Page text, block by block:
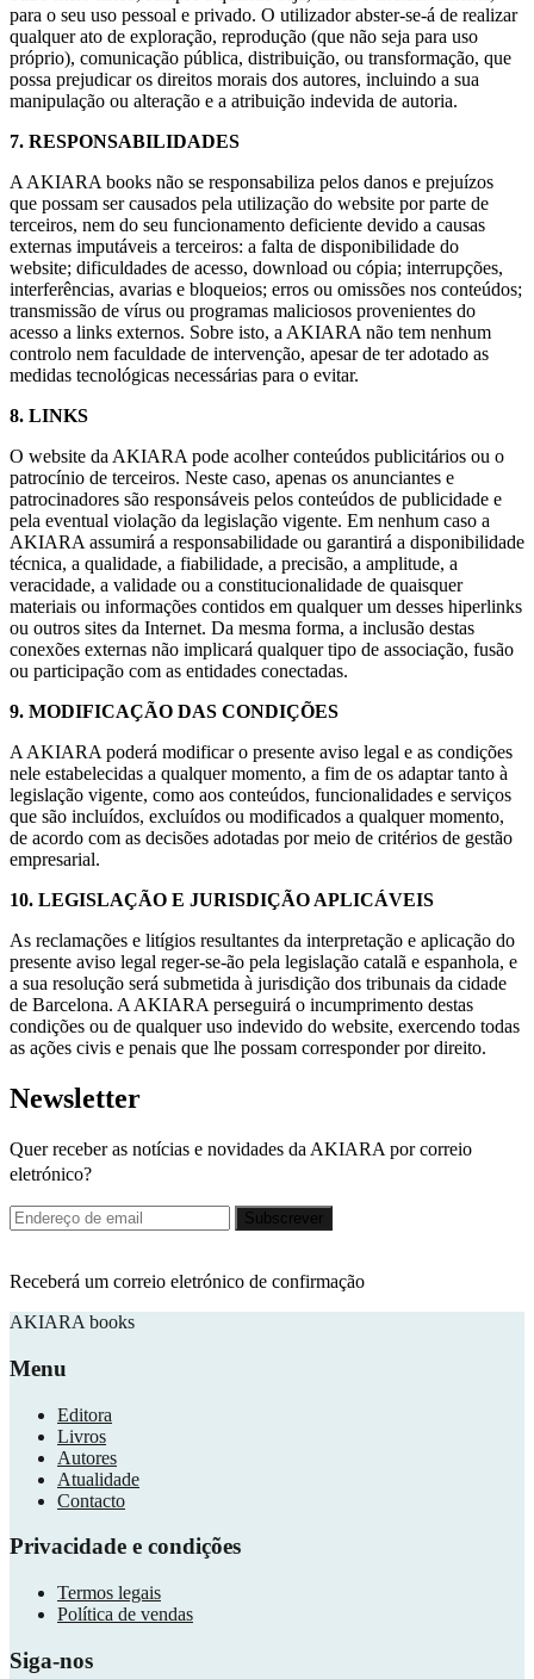
para o seu uso pessoal e privado. O utilizador abster-se-á de realizar
qualquer ato de exploração, reprodução (que não seja para uso
próprio), comunicação pública, distribuição, ou transformação, que
possa prejudicar os direitos morais dos autores, incluindo a sua
manipulação ou alteração e a atribuição indevida de autoria.
7. RESPONSABILIDADES
A AKIARA books não se responsabiliza pelos danos e prejuízos
que possam ser causados pela utilização do website por parte de
terceiros, nem do seu funcionamento deficiente devido a causas
externas imputáveis a terceiros: a falta de disponibilidade do
website; dificuldades de acesso, download ou cópia; interrupções,
interferências, avarias e bloqueios; erros ou omissões nos conteúdos;
transmissão de vírus ou programas maliciosos provenientes do
acesso a links externos. Sobre isto, a AKIARA não tem nenhum
controlo nem faculdade de intervenção, apesar de ter adotado as
medidas tecnológicas necessárias para o evitar.
8. LINKS
O website da AKIARA pode acolher conteúdos publicitários ou o
patrocínio de terceiros. Neste caso, apenas os anunciantes e
patrocinadores são responsáveis pelos conteúdos de publicidade e
pela eventual violação da legislação vigente. Em nenhum caso a
AKIARA assumirá a responsabilidade ou garantirá a disponibilidade
técnica, a qualidade, a fiabilidade, a precisão, a amplitude, a
veracidade, a validade ou a constitucionalidade de quaisquer
materiais ou informações contidos em qualquer um desses hiperlinks
ou outros sites da Internet. Da mesma forma, a inclusão destas
conexões externas não implicará qualquer tipo de associação, fusão
ou participação com as entidades conectadas.
9. MODIFICAÇÃO DAS CONDIÇÕES
A AKIARA poderá modificar o presente aviso legal e as condições
nele estabelecidas a qualquer momento, a fim de os adaptar tanto à
legislação vigente, como aos conteúdos, funcionalidades e serviços
que são incluídos, excluídos ou modificados a qualquer momento,
de acordo com as decisões adotadas por meio de critérios de gestão
empresarial.
10. LEGISLAÇÃO E JURISDIÇÃO APLICÁVEIS
As reclamações e litígios resultantes da interpretação e aplicação do
presente aviso legal reger-se-ão pela legislação catalã e espanhola, e
a sua resolução será submetida à jurisdição dos tribunais da cidade
de Barcelona. A AKIARA perseguirá o incumprimento destas
condições ou de qualquer uso indevido do website, exercendo todas
as ações civis e penais que lhe possam corresponder por direito.
Newsletter
Quer receber as notícias e novidades da AKIARA por correio
eletrónico?
Receberá um correio eletrónico de confirmação
AKIARA books
Menu
Editora
Livros
Autores
Atualidade
Contacto
Privacidade e condições
Termos legais
Política de vendas
Siga-nos